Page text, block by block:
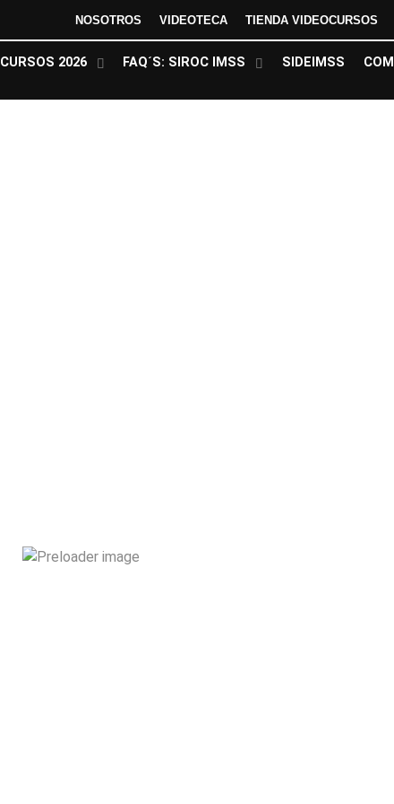
NOSOTROS VIDEOTECA TIENDA VIDEOCURSOS
CURSOS 2026 FAQ´S: SIROC IMSS SIDEIMSS